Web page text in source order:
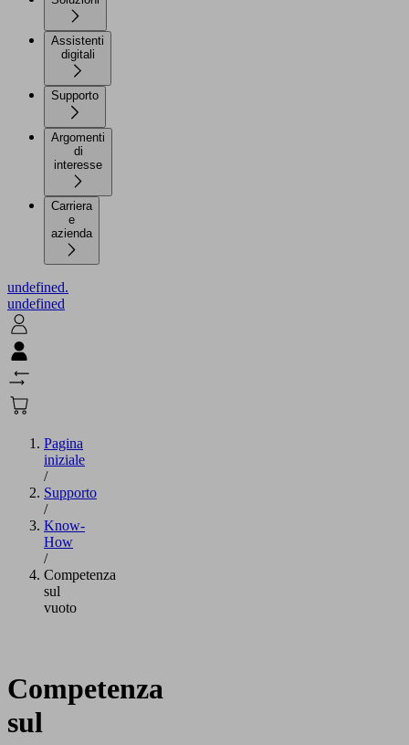
Assistenti
Supporto
Argomenti
di
Carriera
e
azienda
undefined.
undefined
Pagina
iniziale
/
Supporto
/
Know-
How
/
Competenza
sul
vuoto
Competenza
sul